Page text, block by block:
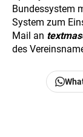
Bundessystem
System zum
Mail an
des